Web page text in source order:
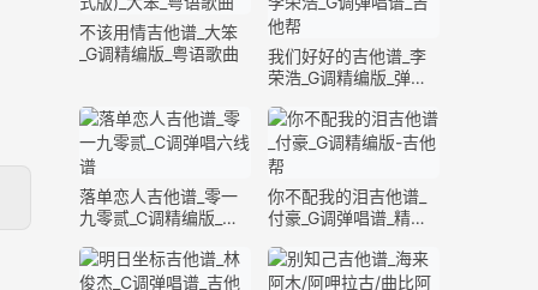
不该用情吉他谱_大笨
_G调精编版_粤语歌曲
我们好好的吉他谱_李
荣浩_G调精编版_弹唱
落单恋人吉他谱_零一
九零贰_C调精编版_弹
你不配我的泪吉他谱_
付豪_G调弹唱谱_精编